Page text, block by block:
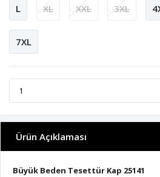
L XL XXL 3XL
7XL
Ürün Açıklaması
Büyük Beden Tesettür Kap 25141